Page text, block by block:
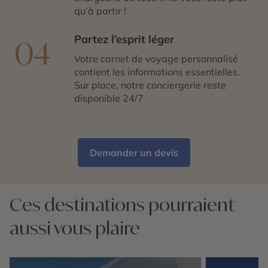
qu’à partir !
04 Partez l’esprit léger
Votre carnet de voyage personnalisé
contient les informations essentielles.
Sur place, notre conciergerie reste
disponible 24/7
Demander un devis
Ces destinations pourraient
aussi vous plaire